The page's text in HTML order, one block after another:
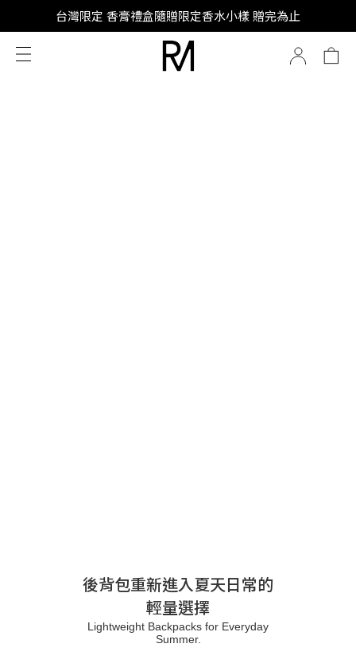
SUPER JUNIOR-D&E 全新代言
台灣限定 香膏禮盒隨贈限定香水小樣 贈完為止
SUPER JUNIOR-D&E 全新代言
後背包重新進入夏天日常的
輕量選擇
Lightweight Backpacks for Everyday
Summer.